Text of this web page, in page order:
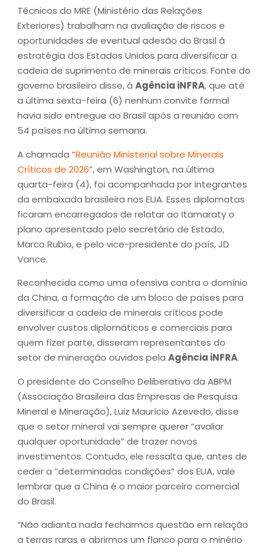
Técnicos do MRE (Ministério das Relações
Exteriores) trabalham na avaliação de riscos e
oportunidades de eventual adesão do Brasil à
estratégia dos Estados Unidos para diversificar a
cadeia de suprimento de minerais críticos. Fonte do
governo brasileiro disse, à Agência iNFRA, que até
a última sexta-feira (6) nenhum convite formal
havia sido entregue ao Brasil após a reunião com
54 países na última semana.
A chamada “Reunião Ministerial sobre Minerais
Críticos de 2026”, em Washington, na última
quarta-feira (4), foi acompanhada por integrantes
da embaixada brasileira nos EUA. Esses diplomatas
ficaram encarregados de relatar ao Itamaraty o
plano apresentado pelo secretário de Estado,
Marco Rubio, e pelo vice-presidente do país, JD
Vance.
Reconhecida como uma ofensiva contra o domínio
da China, a formação de um bloco de países para
diversificar a cadeia de minerais críticos pode
envolver custos diplomáticos e comerciais para
quem fizer parte, disseram representantes do
setor de mineração ouvidos pela Agência iNFRA.
O presidente do Conselho Deliberativo da ABPM
(Associação Brasileira das Empresas de Pesquisa
Mineral e Mineração), Luiz Maurício Azevedo, disse
que o setor mineral vai sempre querer “avaliar
qualquer oportunidade” de trazer novos
investimentos. Contudo, ele ressalta que, antes de
ceder a “determinadas condições” dos EUA, vale
lembrar que a China é o maior parceiro comercial
do Brasil.
“Não adianta nada fecharmos questão em relação
a terras raras e abrirmos um flanco para o minério